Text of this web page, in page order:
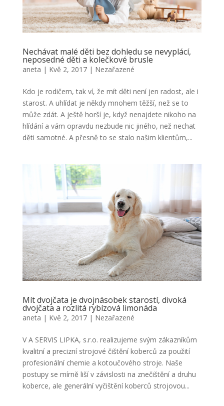
Nechávat malé děti bez dohledu se nevyplácí,
neposedné děti a kolečkové brusle
aneta | Kvě 2, 2017| Nezařazené
Kdo je rodičem, tak ví, že mít děti není jen radost, ale i
starost. A uhlídat je někdy mnohem těžší, než se to
může zdát. A ještě horší je, když nenajdete nikoho na
hlídání a vám opravdu nezbude nic jiného, než nechat
děti samotné. A přesně to se stalo našim klientům,...
Mít dvojčata je dvojnásobek starostí, divoká
dvojčata a rozlitá rybízová limonáda
aneta | Kvě 2, 2017| Nezařazené
V A SERVIS LIPKA, s.r.o. realizujeme svým zákazníkům
kvalitní a precizní strojové čištění koberců za použití
profesionální chemie a kotoučového stroje. Naše
postupy se mírně liší v závislosti na znečištění a druhu
koberce, ale generální vyčištění koberců strojovou...